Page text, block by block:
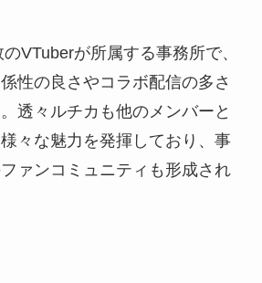
VTuberが所属する事務所で、
性の良さやコラボ配信の多さ
透々ルチカも他のメンバーと
々な魅力を発揮しており、事
ァンコミュニティも形成され